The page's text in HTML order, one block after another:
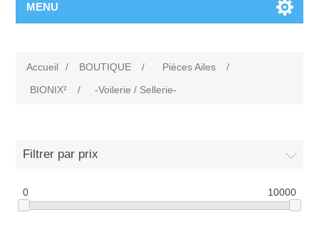
MENU
Accueil / BOUTIQUE / Pièces Ailes
/
BIONIX²
/ -Voilerie / Sellerie-
Filtrer par prix
0 10000